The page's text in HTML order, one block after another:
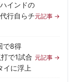
インドの
行自らチ元記事 →
で8得
で1試合
イに浮上
元記事 →